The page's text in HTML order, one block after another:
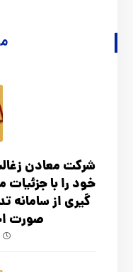
شرکت معادن
خود را با جزئیات
گیری از سامانه
صورت